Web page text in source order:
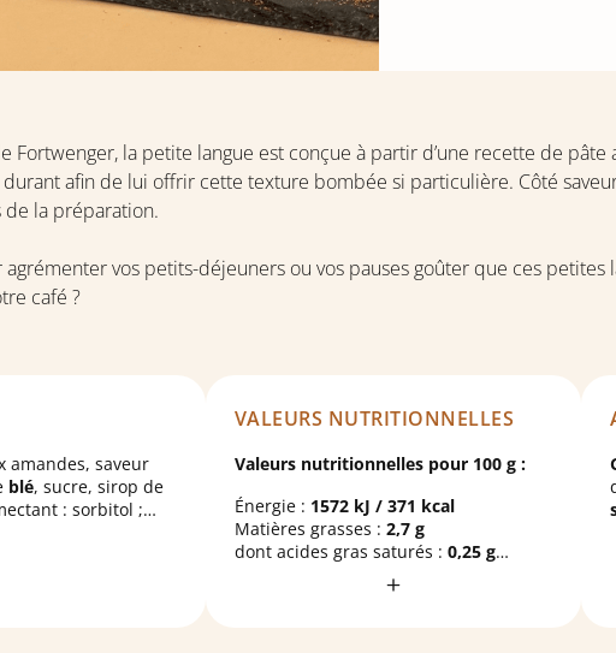
Fortwenger, la petite langue est conçue à partir d’une recette de pâte
afin de lui offrir cette texture bombée si particulière. Côté
de la préparation.
vos petits-déjeuners ou vos pauses goûter que ces petites
café ?
amandes, saveur
blé, sucre, sirop de
: sorbitol ;
VALEURS NUTRITIONNELLES
Valeurs nutritionnelles pour 100 g :
Énergie : 1572 kJ / 371 kcal
Matières grasses : 2,7 g
dont acides gras saturés : 0,25 g